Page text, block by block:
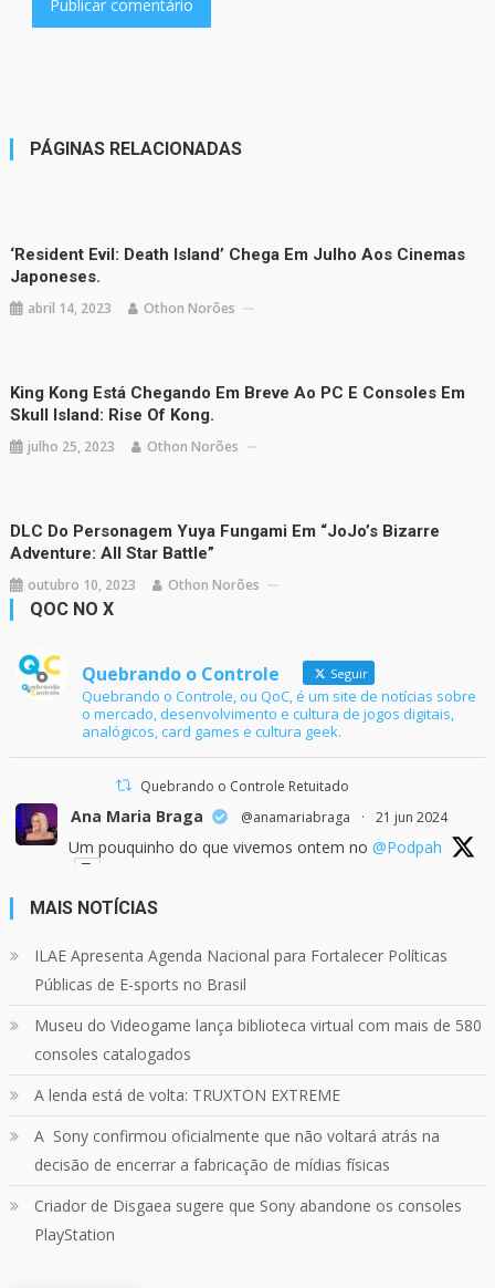
PÁGINAS RELACIONADAS
‘Resident Evil: Death Island’ Chega Em Julho Aos Cinemas
Japoneses.
abril 14, 2023 Othon Norões
King Kong Está Chegando Em Breve Ao PC E Consoles Em
Skull Island: Rise Of Kong.
julho 25, 2023 Othon Norões
DLC Do Personagem Yuya Fungami Em “JoJo’s Bizarre
Adventure: All Star Battle”
outubro 10, 2023 Othon Norões
QOC NO X
Quebrando o Controle Seguir
Quebrando o Controle, ou QoC, é um site de notícias sobre
o mercado, desenvolvimento e cultura de jogos digitais,
analógicos, card games e cultura geek.
Quebrando o Controle Retuitado
Ana Maria Braga @anamariabraga · 21 jun 2024
Um pouquinho do que vivemos ontem no @Podpah
Quebrando o Controle
Confira em nosso site o mais recente REVIEW de
Skull & Bones.
Mais em:
https://buff.ly/3yPhDN2
Carregar mais
MAIS NOTÍCIAS
ILAE Apresenta Agenda Nacional para Fortalecer Políticas
Públicas de E-sports no Brasil
Museu do Videogame lança biblioteca virtual com mais de 580
consoles catalogados
A lenda está de volta: TRUXTON EXTREME
A Sony confirmou oficialmente que não voltará atrás na
decisão de encerrar a fabricação de mídias físicas
Criador de Disgaea sugere que Sony abandone os consoles
PlayStation